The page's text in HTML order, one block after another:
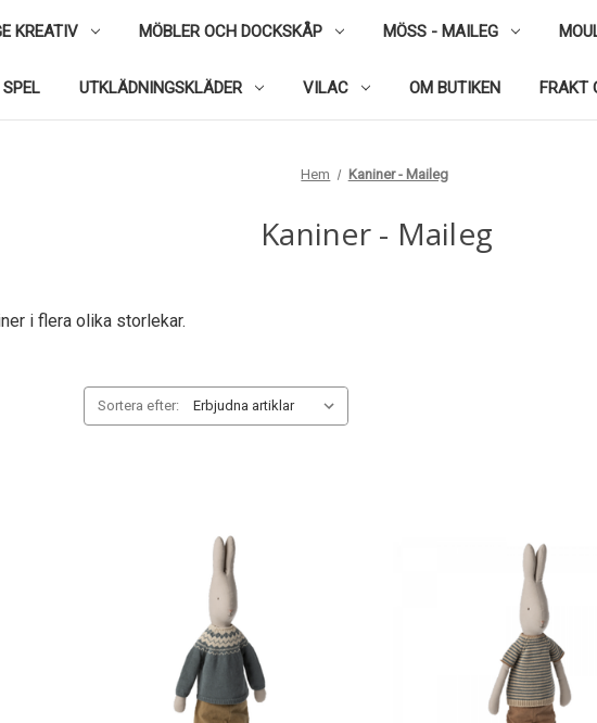
KREATIV MÖBLER OCH DOCKSKÅP MÖSS - MAILEG
SPEL UTKLÄDNINGSKLÄDER VILAC OM BUTIKEN FRAKT
Hem Kaniner - Maileg
Kaniner - Maileg
i flera olika storlekar.
Sortera efter: